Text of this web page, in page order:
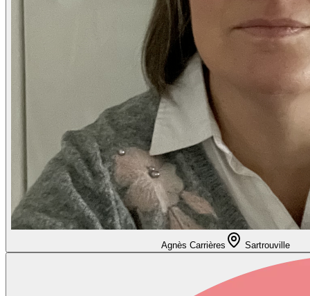
Agnès Carrières Sartrouville